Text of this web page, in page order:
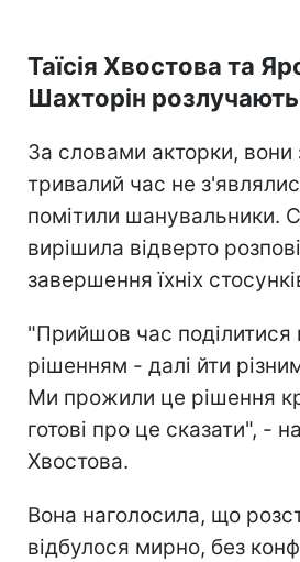
Таїсія Хвостова та
Шахторін
За словами акторки, вони
тривалий час не
помітили шанувальники.
вирішила відверто
завершення їхніх
"Прийшов час
рішенням - далі йти
Ми прожили це рішення
готові про це сказати", -
Хвостова.
Вона наголосила, що
відбулося мирно, без